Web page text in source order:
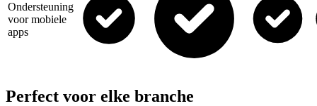
Ondersteuning
voor mobiele
apps
Perfect voor elke branche